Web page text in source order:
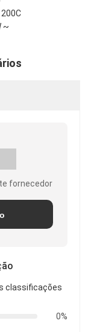
fornecedor
classificações
0%